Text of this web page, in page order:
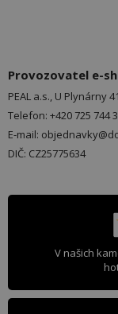
Provozovatel e-
PEAL a.s., U Plynárny
Telefon: +420 725 744
E-mail:
DIČ: CZ25775634
V našich